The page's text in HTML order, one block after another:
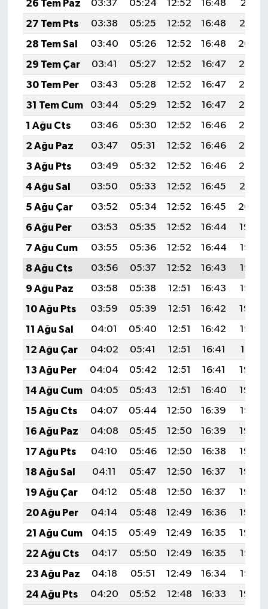
26 Tem Paz
03:37 05:24 12:52 16:48
20:11
27 Tem Pts
03:38 05:25 12:52 16:48
20:10
28 Tem Sal
03:40 05:26 12:52 16:48
20:09
29 Tem Çar
03:41 05:27 12:52 16:47
20:08
30 Tem Per
03:43 05:28 12:52 16:47
20:07
31 Tem Cum
03:44 05:29 12:52 16:47
20:06
1 Ağu Cts
03:46 05:30 12:52 16:46
20:05
2 Ağu Paz
03:47 05:31 12:52 16:46
20:03
3 Ağu Pts
03:49 05:32 12:52 16:46
20:02
4 Ağu Sal
03:50 05:33 12:52 16:45
20:01
5 Ağu Çar
03:52 05:34 12:52 16:45
20:00
6 Ağu Per
03:53 05:35 12:52 16:44
19:59
7 Ağu Cum
03:55 05:36 12:52 16:44
19:58
8 Ağu Cts
03:56 05:37 12:52 16:43
19:56
9 Ağu Paz
03:58 05:38 12:51 16:43
19:55
10 Ağu Pts
03:59 05:39 12:51 16:42
19:54
11 Ağu Sal
04:01 05:40 12:51 16:42
19:53
12 Ağu Çar
04:02 05:41 12:51 16:41
19:51
13 Ağu Per
04:04 05:42 12:51 16:41
19:50
14 Ağu Cum
04:05 05:43 12:51 16:40
19:49
15 Ağu Cts
04:07 05:44 12:50 16:39
19:47
16 Ağu Paz
04:08 05:45 12:50 16:39
19:46
17 Ağu Pts
04:10 05:46 12:50 16:38
19:44
18 Ağu Sal
04:11 05:47 12:50 16:37
19:43
19 Ağu Çar
04:12 05:48 12:50 16:37
19:42
20 Ağu Per
04:14 05:48 12:49 16:36
19:40
21 Ağu Cum
04:15 05:49 12:49 16:35
19:39
22 Ağu Cts
04:17 05:50 12:49 16:35
19:37
23 Ağu Paz
04:18 05:51 12:49 16:34
19:36
24 Ağu Pts
04:20 05:52 12:48 16:33
19:34